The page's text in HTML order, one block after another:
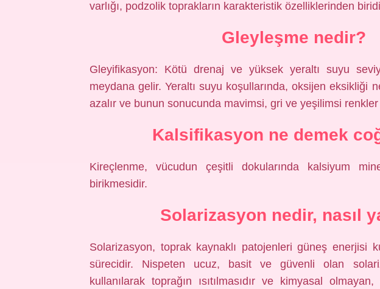
varlığı, podzolik toprakların karakteristik özelliklerinden
Gleyleşme nedir?
Gleyifikasyon: Kötü drenaj ve yüksek yeraltı suyu
meydana gelir. Yeraltı suyu koşullarında, oksijen eksikliği
azalır ve bunun sonucunda mavimsi, gri ve yeşilimsi renkler
Kalsifikasyon ne demek
Kireçlenme, vücudun çeşitli dokularında kalsiyum
birikmesidir.
Solarizasyon nedir, nasıl
Solarizasyon, toprak kaynaklı patojenleri güneş enerjisi
sürecidir. Nispeten ucuz, basit ve güvenli olan
kullanılarak toprağın ısıtılmasıdır ve kimyasal